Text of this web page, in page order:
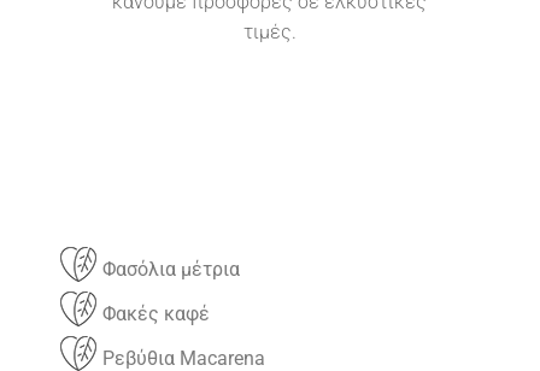
τιμές.
Φασόλια μέτρια
Φακές καφέ
Ρεβύθια Macarena